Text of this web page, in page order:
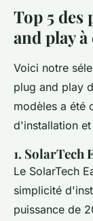
Top 5 des
and play
Voici notre
plug and play
modèles a été
d'installation
1. SolarTech
Le SolarTech
simplicité
puissance de